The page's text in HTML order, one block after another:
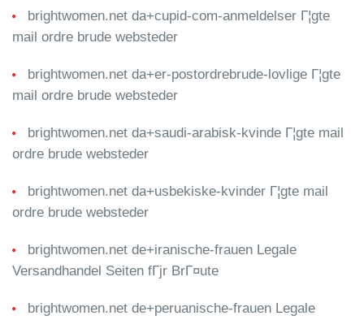
brightwomen.net da+cupid-com-anmeldelser Г¦gte
mail ordre brude websteder
brightwomen.net da+er-postordrebrude-lovlige Г¦gte
mail ordre brude websteder
brightwomen.net da+saudi-arabisk-kvinde Г¦gte mail
ordre brude websteder
brightwomen.net da+usbekiske-kvinder Г¦gte mail
ordre brude websteder
brightwomen.net de+iranische-frauen Legale
Versandhandel Seiten fГјr BrГ¤ute
brightwomen.net de+peruanische-frauen Legale